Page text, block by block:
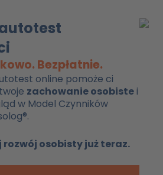
Bezpłatnie.
online pomoże ci
zachowanie osobistei
w Model Czynników
rozwój osobisty już teraz.